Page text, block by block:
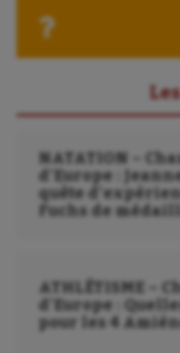
NATATION –
d’Europe :
quête
Fuchs de
ATHLÉTISME –
d’Europe :
pour les 4